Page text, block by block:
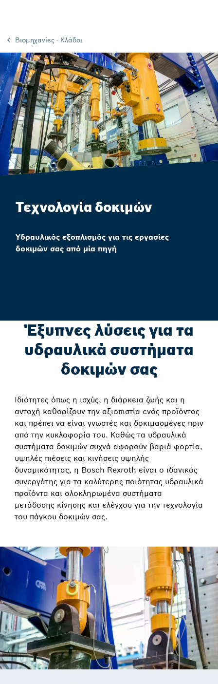
Βιομηχανίες - Κλάδοι
Τεχνολογία δοκιμών
Υδραυλικός εξοπλισμός για τις εργασίες
δοκιμών σας από μία πηγή
Έξυπνες λύσεις για τα
υδραυλικά συστήματα
δοκιμών σας
Ιδιότητες όπως η ισχύς, η διάρκεια ζωής και η
αντοχή καθορίζουν την αξιοπιστία ενός προϊόντος
και πρέπει να είναι γνωστές και δοκιμασμένες πριν
από την κυκλοφορία του. Καθώς τα υδραυλικά
συστήματα δοκιμών συχνά αφορούν βαριά φορτία,
υψηλές πιέσεις και κινήσεις υψηλής
δυναμικότητας, η Bosch Rexroth είναι ο ιδανικός
συνεργάτης για τα καλύτερης ποιότητας υδραυλικά
προϊόντα και ολοκληρωμένα συστήματα
μετάδοσης κίνησης και ελέγχου για την τεχνολογία
του πάγκου δοκιμών σας.